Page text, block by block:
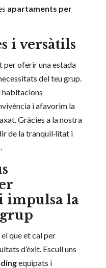
apartaments per
i versàtils
per oferir una estada
del teu grup.
habitacions
i afavorim la
Gràcies a la nostra
de la tranquil·litat i
impulsa la
que et cal per
d’èxit. Escull uns
equipats i